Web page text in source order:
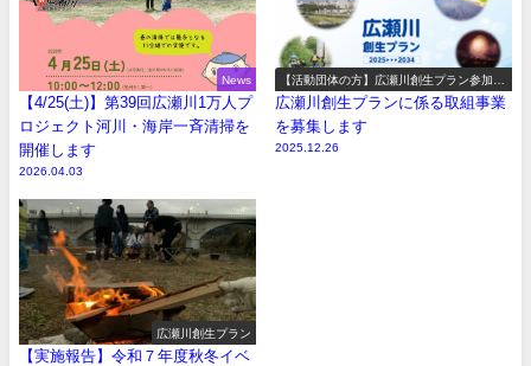
News
【4/25(土)】第39回広瀬川1万人プ
ロジェクト河川・海岸一斉清掃を
開催します
2026.04.03
【活動団体の方】広瀬川創生プラン参加事
業の募集
広瀬川創生プランに係る取組事業
を募集します
2025.12.26
広瀬川創生プラン
【実施報告】令和７年度秋冬イベ